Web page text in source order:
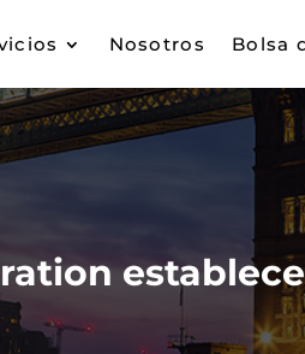
Nosotros Bolsa